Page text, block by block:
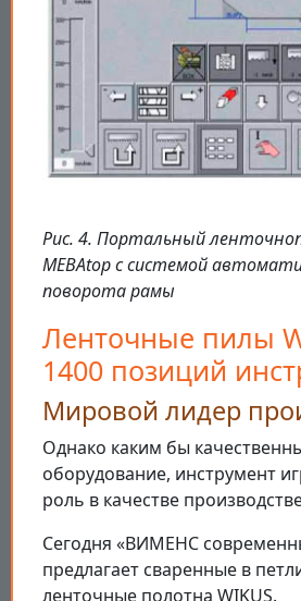
Рис. 4. Портальный
MEBAtop с системой
поворота рамы
Ленточные пилы
1400 позиций
Мировой лидер
Однако каким бы
оборудование, инструмент
роль в качестве
Сегодня «ВИМЕНС
предлагает сваренные в
ленточные полотна WIKUS.